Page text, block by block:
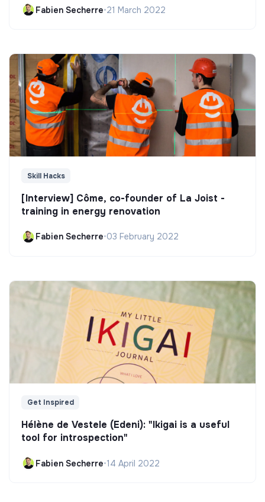
Fabien Secherre•21 March 2022
Skill Hacks
[Interview] Côme, co-founder of La Joist -
training in energy renovation
Fabien Secherre•03 February 2022
Get Inspired
Hélène de Vestele (Edeni): "Ikigai is a useful
tool for introspection"
Fabien Secherre•14 April 2022